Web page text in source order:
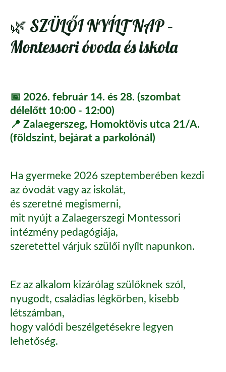
🌿 SZÜLŐI NYÍLT NAP –
Montessori óvoda és iskola
📅 2026. február 14. és 28. (szombat
délelőtt 10:00 - 12:00)
📍 Zalaegerszeg, Homoktövis utca 21/A.
(földszint, bejárat a parkolónál)
Ha gyermeke 2026 szeptemberében kezdi
az óvodát vagy az iskolát,
és szeretné megismerni,
mit nyújt a Zalaegerszegi Montessori
intézmény pedagógiája,
szeretettel várjuk szülői nyílt napunkon.
Ez az alkalom kizárólag szülőknek szól,
nyugodt, családias légkörben, kisebb
létszámban,
hogy valódi beszélgetésekre legyen
lehetőség.